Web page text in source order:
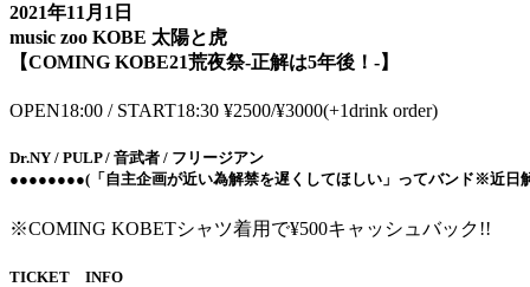
2021年11月1日
music zoo KOBE 太陽と虎
【COMING KOBE21荒夜祭-正解は5年後！-】
OPEN18:00 / START18:30 ¥2500/¥3000(+1drink order)
Dr.NY / PULP / 音武者 / フリージアン
●●●●●●●●(「自主企画が近い為解禁を遅くしてほしい」ってバンド※近日
※COMING KOBETシャツ着用で¥500キャッシュバック!!
TICKET INFO